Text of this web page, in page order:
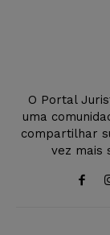
O Portal
uma
compartilhar
vez mais